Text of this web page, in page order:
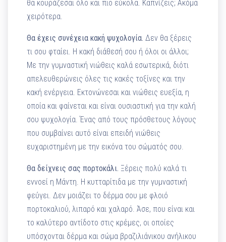
θα κουράζεσαι όλο και πιο εύκολα. Καπνίζεις; Ακόμα
χειρότερα.
Θα έχεις συνέχεια κακή ψυχολογία. Δεν θα ξέρεις
τι σου φταίει. Η κακή διάθεσή σου ή όλοι οι άλλοι;
Με την γυμναστική νιώθεις καλά εσωτερικά, διότι
απελευθερώνεις όλες τις κακές τοξίνες και την
κακή ενέργεια. Εκτονώνεσαι και νιώθεις ευεξία, η
οποία και φαίνεται και είναι ουσιαστική για την καλή
σου ψυχολογία. Ένας από τους πρόσθετους λόγους
που συμβαίνει αυτό είναι επειδή νιώθεις
ευχαριστημένη με την εικόνα του σώματός σου.
Θα δείχνεις σας πορτοκάλι. Ξέρεις πολύ καλά τι
εννοεί η Μάντη. Η κυτταρίτιδα με την γυμναστική
φεύγει. Δεν μοιάζει το δέρμα σου με φλοιό
πορτοκαλιού, λιπαρό και χαλαρό. Άσε, που είναι και
το καλύτερο αντίδοτο στις κρέμες, οι οποίες
υπόσχονται δέρμα και σώμα βραζιλιάνικου ανήλικου